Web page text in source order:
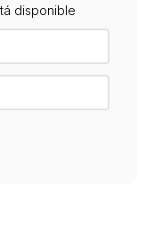
de las universidades
de Chile, La Sorbona
Premio Nacional de
en lengua
Ginebra el 14 de junio
disponible